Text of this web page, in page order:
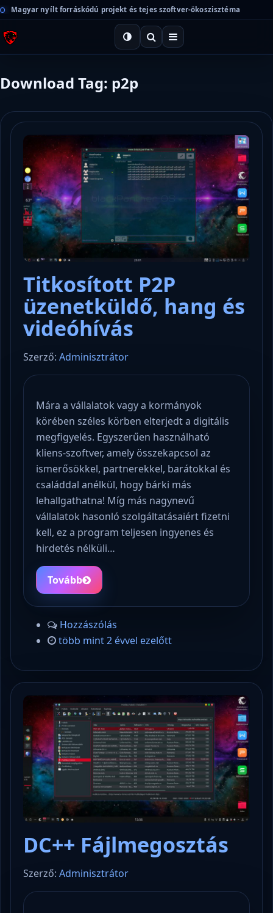
Magyar nyílt forráskódú projekt és tejes szoftver-ökoszisztéma
Download Tag: p2p
Titkosított P2P
üzenetküldő, hang és
videóhívás
Szerző: Adminisztrátor
Mára a vállalatok vagy a kormányok
körében széles körben elterjedt a digitális
megfigyelés. Egyszerűen használható
kliens-szoftver, amely összekapcsol az
ismerősökkel, partnerekkel, barátokkal és
családdal anélkül, hogy bárki más
lehallgathatna! Míg más nagynevű
vállalatok hasonló szolgáltatásaiért fizetni
kell, ez a program teljesen ingyenes és
hirdetés nélküli…
Tovább
Hozzászólás
több mint 2 évvel ezelőtt
DC++ Fájlmegosztás
Szerző: Adminisztrátor